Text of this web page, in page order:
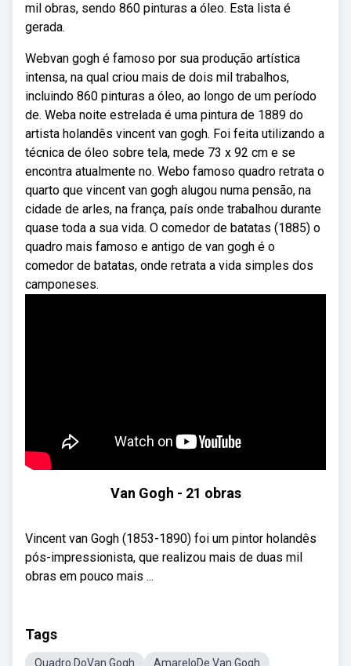
mil obras, sendo 860 pinturas a óleo. Esta lista é
gerada.
Webvan gogh é famoso por sua produção artística
intensa, na qual criou mais de dois mil trabalhos,
incluindo 860 pinturas a óleo, ao longo de um período
de. Weba noite estrelada é uma pintura de 1889 do
artista holandês vincent van gogh. Foi feita utilizando a
técnica de óleo sobre tela, mede 73 x 92 cm e se
encontra atualmente no. Webo famoso quadro retrata o
quarto que vincent van gogh alugou numa pensão, na
cidade de arles, na frança, país onde trabalhou durante
quase toda a sua vida. O comedor de batatas (1885) o
quadro mais famoso e antigo de van gogh é o
comedor de batatas, onde retrata a vida simples dos
camponeses.
Van Gogh - 21 obras
Vincent van Gogh (1853-1890) foi um pintor holandês
pós-impressionista, que realizou mais de duas mil
obras em pouco mais ...
Tags
Quadro DoVan Gogh AmareloDe Van Gogh